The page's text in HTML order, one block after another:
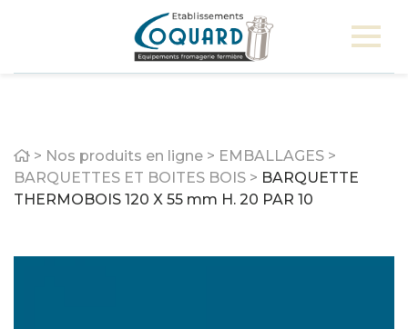
Home
> Nos produits en ligne > EMBALLAGES >
BARQUETTES ET BOITES BOIS > BARQUETTE
THERMOBOIS 120 X 55 mm H. 20 PAR 10